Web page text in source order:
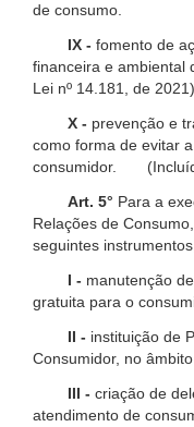
de consumo.
IX - fomento de
financeira e
Lei nº 14.181, de 2021)
X - prevenção e
como forma de evitar
consumidor.
Art. 5° Para a
Relações de
seguintes
I - manutenção
gratuita para o
II - instituição de
Consumidor, no
III - criação de
atendimento de